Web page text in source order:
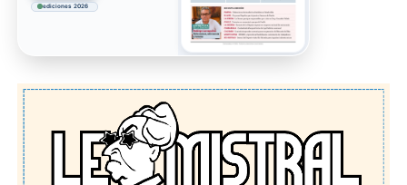
ediciones 2026